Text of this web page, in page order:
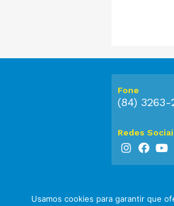
Fone
(84) 3263-
Redes
© 2023
Usamos cookies para garantir que